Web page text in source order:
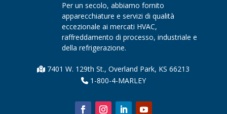
Per un secolo, abbiamo fornito
apparecchiature e servizi di qualità
eccezionale ai mercati HVAC,
raffreddamento di processo, industriale e
della refrigerazione.
7401 W. 129th St., Overland Park, KS 66213
1-800-4-MARLEY